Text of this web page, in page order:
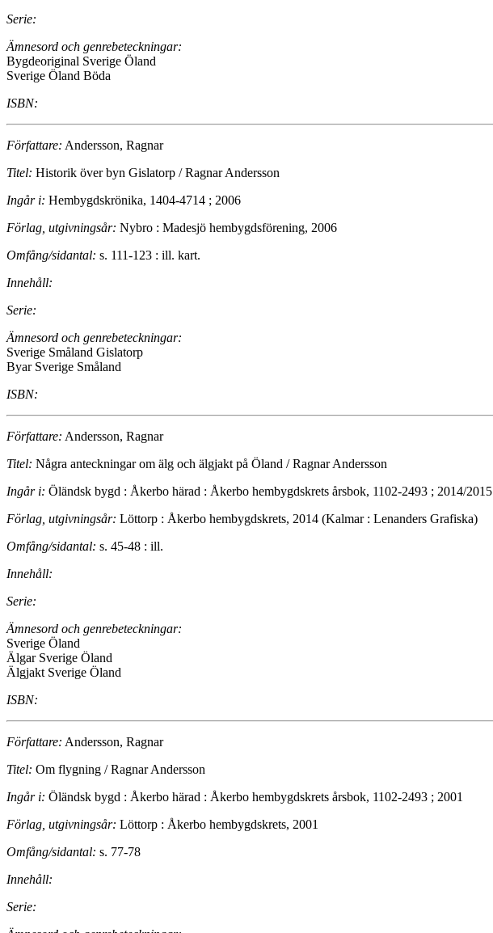
Serie:
Ämnesord och genrebeteckningar:
Bygdeoriginal Sverige Öland
Sverige Öland Böda
ISBN:
Författare: Andersson, Ragnar
Titel: Historik över byn Gislatorp / Ragnar Andersson
Ingår i: Hembygdskrönika, 1404-4714 ; 2006
Förlag, utgivningsår: Nybro : Madesjö hembygdsförening, 2006
Omfång/sidantal: s. 111-123 : ill. kart.
Innehåll:
Serie:
Ämnesord och genrebeteckningar:
Sverige Småland Gislatorp
Byar Sverige Småland
ISBN:
Författare: Andersson, Ragnar
Titel: Några anteckningar om älg och älgjakt på Öland / Ragnar Andersson
Ingår i: Öländsk bygd : Åkerbo härad : Åkerbo hembygdskrets årsbok, 1102-2493 ; 2014/2015
Förlag, utgivningsår: Löttorp : Åkerbo hembygdskrets, 2014 (Kalmar : Lenanders Grafiska)
Omfång/sidantal: s. 45-48 : ill.
Innehåll:
Serie:
Ämnesord och genrebeteckningar:
Sverige Öland
Älgar Sverige Öland
Älgjakt Sverige Öland
ISBN:
Författare: Andersson, Ragnar
Titel: Om flygning / Ragnar Andersson
Ingår i: Öländsk bygd : Åkerbo härad : Åkerbo hembygdskrets årsbok, 1102-2493 ; 2001
Förlag, utgivningsår: Löttorp : Åkerbo hembygdskrets, 2001
Omfång/sidantal: s. 77-78
Innehåll:
Serie: